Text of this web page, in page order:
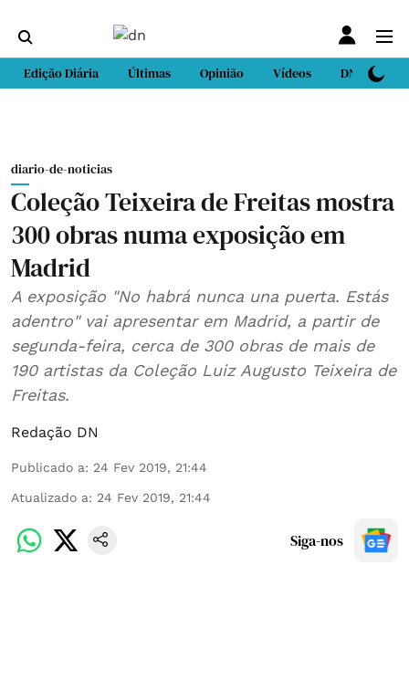
Edição Diária Últimas Opinião Vídeos DN Sport
diario-de-noticias
Coleção Teixeira de Freitas mostra
300 obras numa exposição em
Madrid
A exposição "No habrá nunca una puerta. Estás
adentro" vai apresentar em Madrid, a partir de
segunda-feira, cerca de 300 obras de mais de
190 artistas da Coleção Luiz Augusto Teixeira de
Freitas.
Redação DN
Publicado a: 24 Fev 2019, 21:44
Atualizado a: 24 Fev 2019, 21:44
Siga-nos